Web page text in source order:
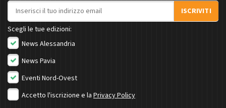
Indirizzo email
ISCRIVITI
Scegli le tue edizioni:
News Alessandria
News Pavia
Eventi Nord-Ovest
Accetto l'iscrizione e la Privacy Policy